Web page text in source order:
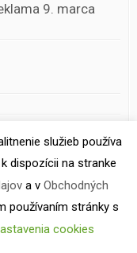
9. marca
služieb používa
dispozícii na stranke
a v Obchodných
používaním stránky s
cookies